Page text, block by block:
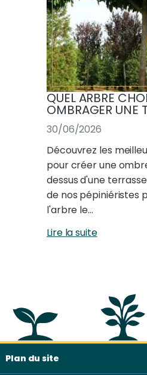
QUEL ARBRE
OMBRAGER UNE
30/06/2026
Découvrez les
pour créer une
dessus d'une
de nos pépiniéristes
l'arbre le…
Lire la suite
Plan du site &
Plan du site